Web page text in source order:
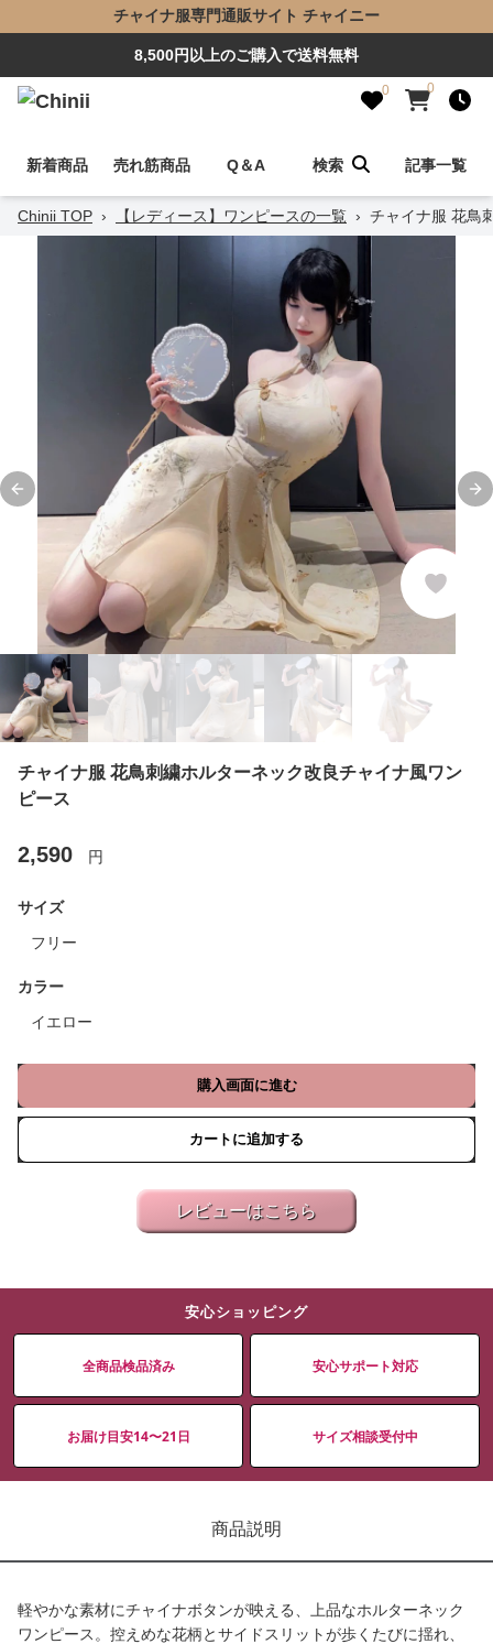
チャイナ服専門通販サイト チャイニー
8,500円以上のご購入で送料無料
0 0
新着商品 売れ筋商品 Q＆A 検索 記事一覧
Chinii TOP › 【レディース】ワンピースの一覧 › チャイナ服 花鳥
Previous slide
チャイナ服 花鳥刺繍ホルターネック改良チャイナ風ワン
ピース
2,590 円
サイズ
フリー
カラー
イエロー
購入画面に進む
カートに追加する
レビューはこちら
安心ショッピング
全商品検品済み 安心サポート対応
お届け目安14〜21日 サイズ相談受付中
商品説明
軽やかな素材にチャイナボタンが映える、上品なホルターネック
ワンピース。控えめな花柄とサイドスリットが歩くたびに揺れ、